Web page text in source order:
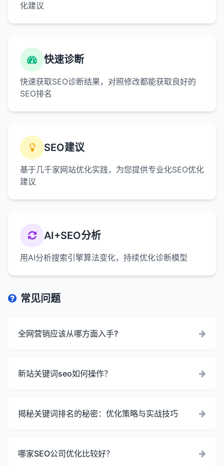
化建议
快速诊断
快速获取SEO诊断结果，对照修改都能获取良好的
SEO排名
SEO建议
基于几千家网站优化实践，为您提供专业化SEO优化
建议
AI+SEO分析
用AI分析搜索引擎算法变化，持续优化诊断模型
常见问题
全网营销应该从哪方面入手?
新站关键词seo如何操作？
揭秘关键词排名的秘密：优化策略与实战技巧
哪家SEO公司优化比较好？